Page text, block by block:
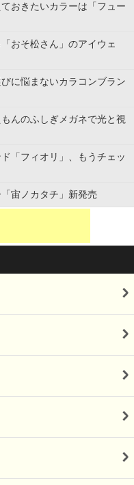
おきたいカラーは「フュー
おそ松さん」のアイウェ
に悩まないカラコンブラン
んのふしぎメガネで光と視
「フィオリ」、もうチェッ
宙ノカタチ」新発売